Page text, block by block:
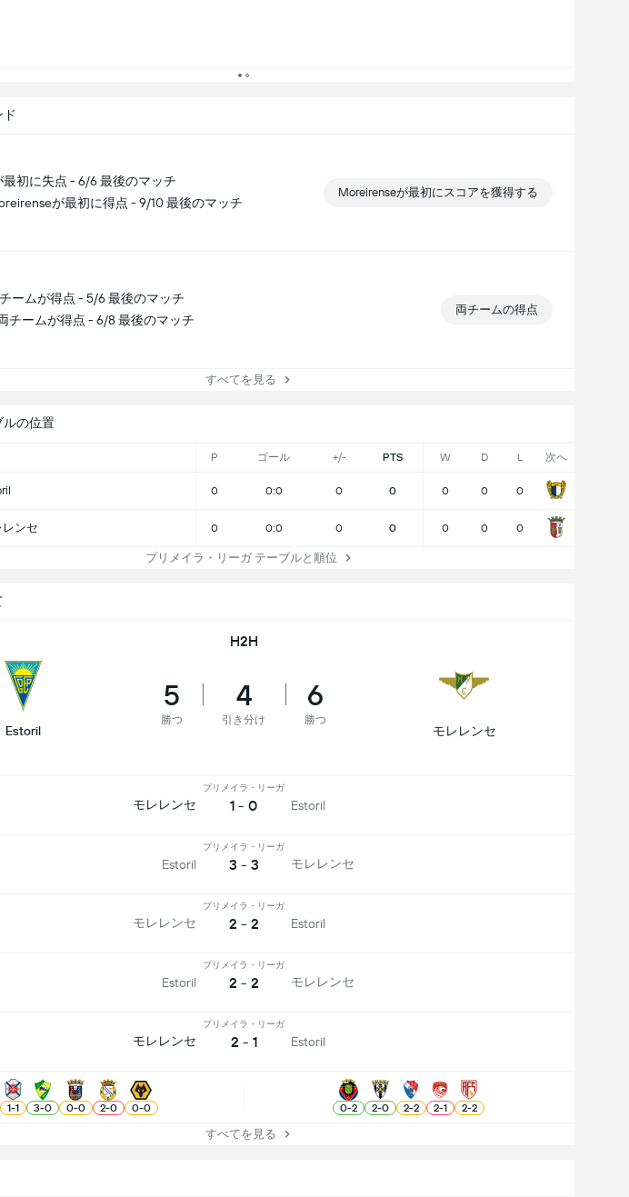
最初に失点 - 6/6 最後のマッチ
が最初に得点 - 9/10 最後のマッチ
Moreirenseが最初にスコアを獲得する
ームが得点 - 5/6 最後のマッチ
チームが得点 - 6/8 最後のマッチ
両チームの得点
すべてを見る
ルの位置
P ゴール +/- PTS W D L 次へ
0 0:0 0 0 0 0 0
レンセ 0 0:0 0 0 0 0 0
プリメイラ・リーガ テーブルと順位
H2H
Estoril
5
勝つ
4
引き分け
6
勝つ
モレレンセ
モレレンセ
プリメイラ・リーガ
1 - 0 Estoril
Estoril
プリメイラ・リーガ
3 - 3 モレレンセ
モレレンセ
プリメイラ・リーガ
2 - 2 Estoril
Estoril
プリメイラ・リーガ
2 - 2 モレレンセ
モレレンセ
プリメイラ・リーガ
2 - 1 Estoril
1-1 3-0 0-0 2-0 0-0 0-2 2-0 2-2 2-1 2-2
すべてを見る